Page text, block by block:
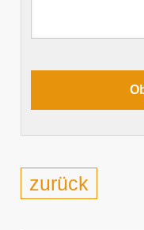
zurück